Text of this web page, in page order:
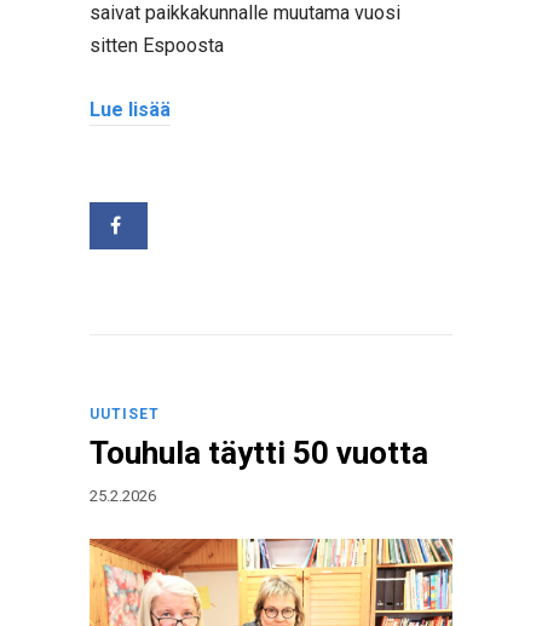
saivat paikkakunnalle muutama vuosi
sitten Espoosta
Lue lisää
UUTISET
Touhula täytti 50 vuotta
25.2.2026